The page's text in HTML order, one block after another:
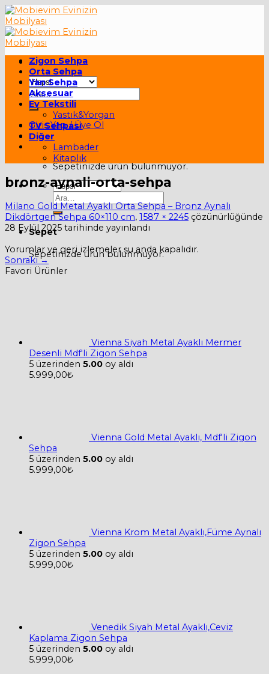
Skip
to
content
Ara:
Giriş Yap / Üye Ol
Sepet /0,00₺
Sepetinizde ürün bulunmuyor.
Ara:
Sepet
Sepetinizde ürün bulunmuyor.
Zigon Sehpa
Orta Sehpa
Yan Sehpa
Aksesuar
Ev Tekstili
Yastık&Yorgan
TV Sehpası
Diğer
Lambader
Kitaplık
bronz-aynali-orta-sehpa
Milano Gold Metal Ayaklı Orta Sehpa – Bronz Aynalı
Dikdörtgen Sehpa 60×110 cm, 1587 × 2245 çözünürlüğünde
28 Eylül 2025 tarihinde yayınlandı
Yorumlar ve geri izlemeler şu anda kapalıdır.
Sonraki→
Favori Ürünler
Vienna Siyah Metal Ayaklı Mermer
Desenli Mdf'li Zigon Sehpa
5 üzerinden 5.00 oy aldı
5.999,00₺
Vienna Gold Metal Ayaklı, Mdf'li Zigon
Sehpa
5 üzerinden 5.00 oy aldı
5.999,00₺
Vienna Krom Metal Ayaklı,Füme Aynalı
Zigon Sehpa
5 üzerinden 5.00 oy aldı
5.999,00₺
Venedik Siyah Metal Ayaklı,Ceviz
Kaplama Zigon Sehpa
5 üzerinden 5.00 oy aldı
5.999,00₺